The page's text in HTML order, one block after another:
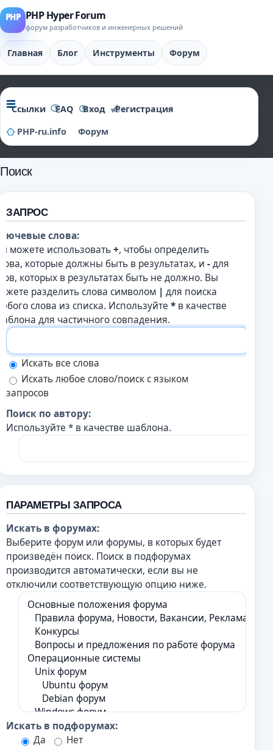
PHP Hyper Forum
форум разработчиков и инженерных решений
Главная Блог Инструменты Форум
Ссылки FAQ Вход
Регистрация
PHP-ru.info
Форум
Поиск
ЗАПРОС
слова:
можете использовать+, чтобы определить
которые должны быть в результатах, и -для
которых в результатах быть не должно. Вы
разделить слова символом | для поиска
слова из списка. Используйте * в качестве
для частичного совпадения.
Искать все слова
Искать любое слово/поиск с языком
запросов
Поиск по автору:
Используйте * в качестве шаблона.
ПАРАМЕТРЫ ЗАПРОСА
Искать в форумах:
Выберите форум или форумы, в которых будет
произведён поиск. Поиск в подфорумах
производится автоматически, если вы не
отключили соответствующую опцию ниже.
Искать в подфорумах:
Да
Нет